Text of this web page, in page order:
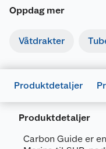
Oppdag mer
Våtdrakter
Produktdetaljer
Produktdetaljer
Carbon Guide er